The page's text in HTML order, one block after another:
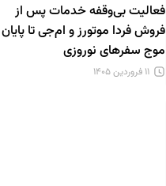
فعالیت بی‌وقفه خدمات پس از
فروش فردا موتورز و ام‌جی تا پایان
موج سفرهای نوروزی
۱۱ فروردین ۱۴۰۵